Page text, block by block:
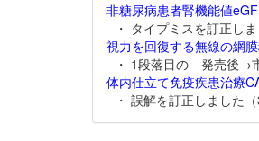
非糖尿病患者腎機能値
・ タイプミスを訂正し
視力を回復する無線の網
・ 1段落目の 発売後→
体内仕立て免疫疾患治療
・ 誤解を訂正しました